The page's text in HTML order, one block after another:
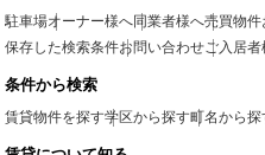
駐車場オーナー様へ同業者様へ売買物件
保存した検索条件お問い合わせご入居者
条件から検索
賃貸物件を探す学区から探す町名から探